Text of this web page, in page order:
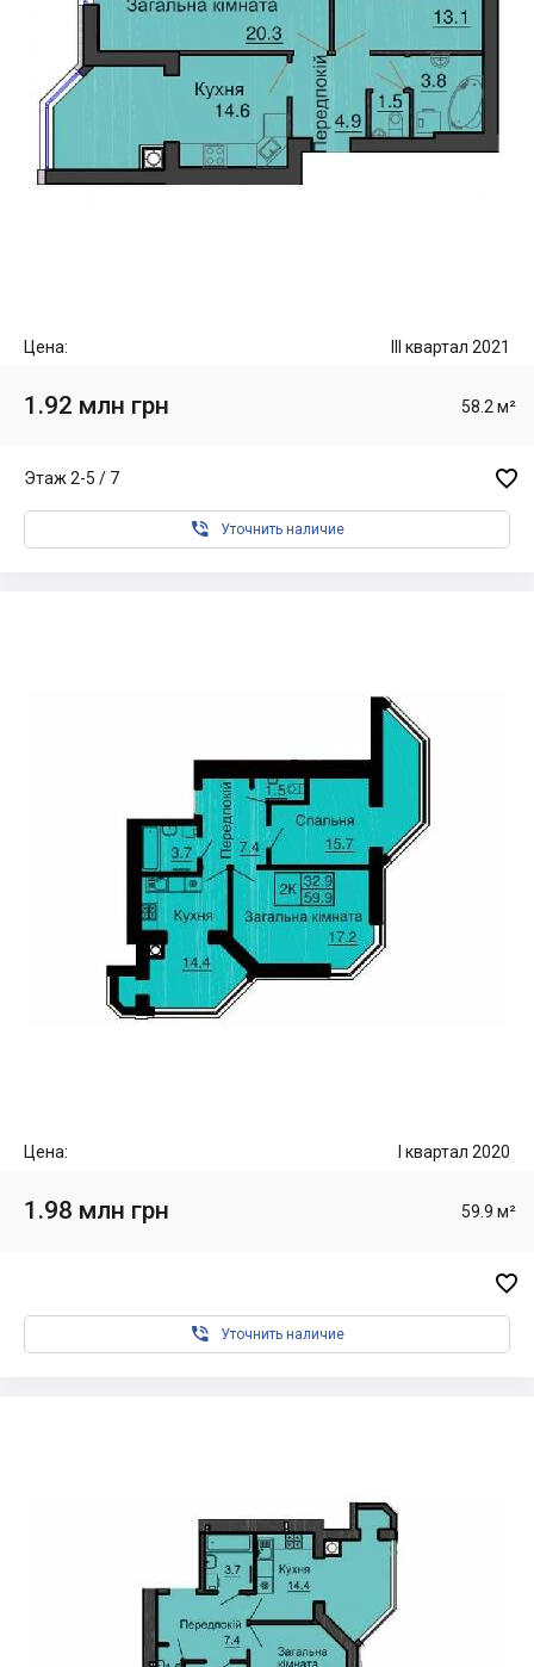
Цена: III квартал 2021
1.92 млн грн 58.2 м²
Этаж 2-5 / 7 
 Уточнить наличие
Цена: I квартал 2020
1.98 млн грн 59.9 м²

 Уточнить наличие